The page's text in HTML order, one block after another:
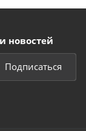
новостей
Подписаться